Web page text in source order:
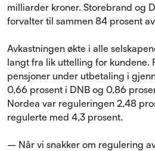
milliarder kroner. Storebrand og
forvalter til sammen 84 prosent
Avkastningen økte i alle
langt fra lik uttelling for kundene.
pensjoner under utbetaling i
0,66 prosent i DNB og 0,86
Nordea var reguleringen 2,48
regulerte med 4,3 prosent.
– Når vi snakker om regulering